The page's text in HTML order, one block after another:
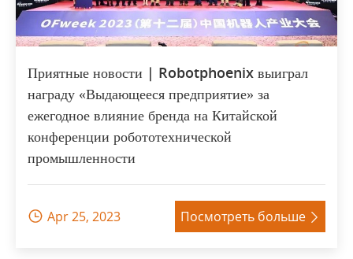
Приятные новости | Robotphoenix выиграл
награду «Выдающееся предприятие» за
ежегодное влияние бренда на Китайской
конференции робототехнической
промышленности
 Apr 25, 2023 Посмотреть больше 